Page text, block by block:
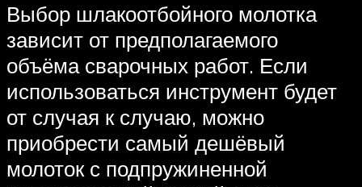
Выбор шлакоотбойного молотка
зависит от предполагаемого
объёма сварочных работ. Если
использоваться инструмент будет
от случая к случаю, можно
приобрести самый дешёвый
молоток с подпружиненной